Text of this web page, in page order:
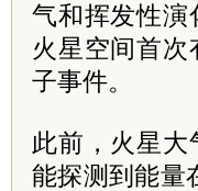
气和挥发性演
火星空间首
子事件。
此前，火星
能探测到能量